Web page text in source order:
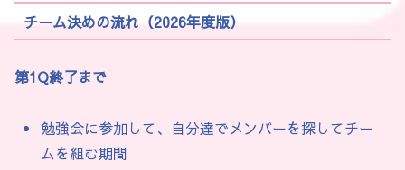
チーム決めの流れ（2026年度版）
第1Q終了まで
勉強会に参加して、自分達でメンバーを探してチー
ムを組む期間